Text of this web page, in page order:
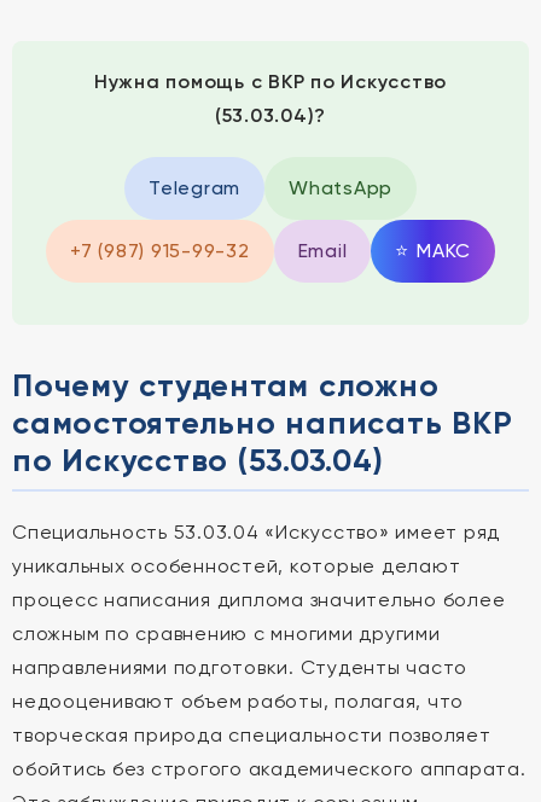
Нужна помощь с ВКР по Искусство
(53.03.04)?
Telegram WhatsApp
+7 (987) 915-99-32 Email ⭐ MAКС
Почему студентам сложно
самостоятельно написать ВКР
по Искусство (53.03.04)
Специальность 53.03.04 «Искусство» имеет ряд
уникальных особенностей, которые делают
процесс написания диплома значительно более
сложным по сравнению с многими другими
направлениями подготовки. Студенты часто
недооценивают объем работы, полагая, что
творческая природа специальности позволяет
обойтись без строгого академического аппарата.